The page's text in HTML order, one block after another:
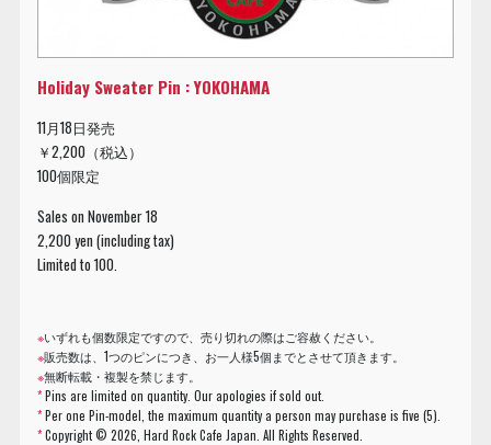
Holiday Sweater Pin : YOKOHAMA
11月18日発売
￥2,200（税込）
100個限定
Sales on November 18
2,200 yen (including tax)
Limited to 100.
※いずれも個数限定ですので、売り切れの際はご容赦ください。
※販売数は、1つのピンにつき、お一人様5個までとさせて頂きます。
※無断転載・複製を禁じます。
*Pins are limited on quantity. Our apologies if sold out.
*Per one Pin-model, the maximum quantity a person may purchase is five (5).
*Copyright ©2026, Hard Rock Cafe Japan. All Rights Reserved.